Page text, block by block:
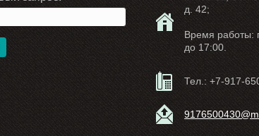
д. 42;
Время работы:
до 17:00.
Тел.:+7-917-